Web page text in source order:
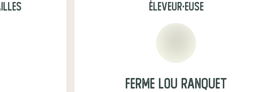
éleveur·euse
Ferme Lou Ranquet